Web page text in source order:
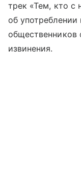
трек «Тем, кто с
об
общественников
извинения.